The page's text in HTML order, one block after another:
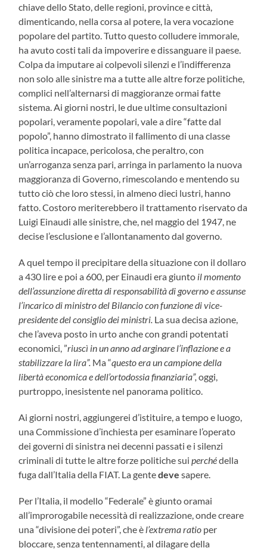
chiave dello Stato, delle regioni, province e città,
dimenticando, nella corsa al potere, la vera vocazione
popolare del partito. Tutto questo colludere immorale,
ha avuto costi tali da impoverire e dissanguare il paese.
Colpa da imputare ai colpevoli silenzi e l’indifferenza
non solo alle sinistre ma a tutte alle altre forze politiche,
complici nell’alternarsi di maggioranze ormai fatte
sistema. Ai giorni nostri, le due ultime consultazioni
popolari, veramente popolari, vale a dire “fatte dal
popolo”, hanno dimostrato il fallimento di una classe
politica incapace, pericolosa, che peraltro, con
un’arroganza senza pari, arringa in parlamento la nuova
maggioranza di Governo, rimescolando e mentendo su
tutto ciò che loro stessi, in almeno dieci lustri, hanno
fatto. Costoro meriterebbero il trattamento riservato da
Luigi Einaudi alle sinistre, che, nel maggio del 1947, ne
decise l’esclusione e l’allontanamento dal governo.
A quel tempo il precipitare della situazione con il dollaro
a 430 lire e poi a 600, per Einaudi era giunto il momento
dell’assunzione diretta di responsabilità di governo eassunse
l’incarico di ministro del Bilancio con funzione di vice-
presidente del consiglio dei ministri. La sua decisa azione,
che l’aveva posto in urto anche con grandi potentati
economici, ”riuscì in un anno ad arginare l’inflazione e a
stabilizzare la lira”. Ma “questo era un campione della
libertà economica e dell’ortodossia finanziaria”, oggi,
purtroppo, inesistente nel panorama politico.
Ai giorni nostri, aggiungerei d’istituire, a tempo e luogo,
una Commissione d’inchiesta per esaminare l’operato
dei governi di sinistra nei decenni passati e i silenzi
criminali di tutte le altre forze politiche sui perchédella
fuga dall’Italia della FIAT. La gentedevesapere.
Per l’Italia, il modello “Federale” è giunto oramai
all’improrogabile necessità di realizzazione, onde creare
una “divisione dei poteri”, che è l’extrema ratio per
bloccare, senza tentennamenti, al dilagare della